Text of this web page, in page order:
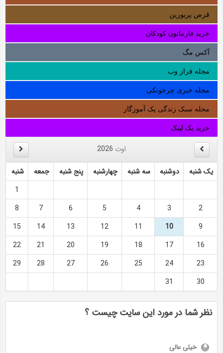
قرص پریورین
خرید فارماتون کودکان
آکس مگ
مجله فراز وب
مجله خبری چرخونکی
مجله سبک زندگی یک آموزگار
خرید بک لینک
اوت 2026
یک شنبه دوشنبه سه شنبه چهارشنبه پنج شنبه جمعه
شنبه
1
2
3
4
5
6
7
8
9
10
11
12
13
14
15
16
17
18
19
20
21
22
23
24
25
26
27
28
29
30
31
نظر شما در مورد این سایت چیست ؟
خیلی عالی